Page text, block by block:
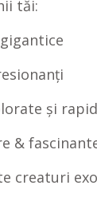
tăi:
și
&
creaturi